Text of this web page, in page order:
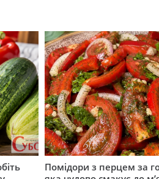
Помідори з перцем за